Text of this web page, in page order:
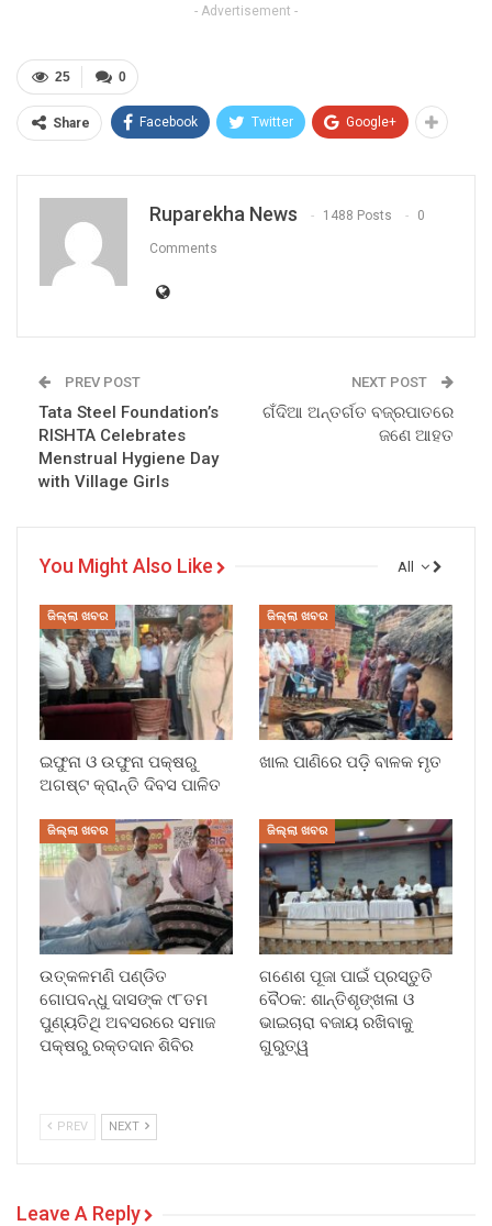
- Advertisement -
0
25
Share Facebook Twitter Google+
Ruparekha News 1488 Posts 0
Comments
PREV POST
Tata Steel Foundation’s
RISHTA Celebrates
Menstrual Hygiene Day
with Village Girls
NEXT POST
ଗଁଦିଆ ଅନ୍ତର୍ଗତ ବଜ୍ରପାତରେ
ଜଣେ ଆହତ
All
You Might Also Like
ଜିଲ୍ଲା ଖବର
ଇଫୁନା ଓ ଉଫୁନା ପକ୍ଷରୁ
ଅଗଷ୍ଟ କ୍ରାନ୍ତି ଦିବସ ପାଳିତ
ଜିଲ୍ଲା ଖବର
ଖାଲ ପାଣିରେ ପଡ଼ି ବାଳକ ମୃତ
ଜିଲ୍ଲା ଖବର
ଉତ୍କଳମଣି ପଣ୍ଡିତ
ଗୋପବନ୍ଧୁ ଦାସଙ୍କ ୯୮ତମ
ପୁଣ୍ୟତିଥି ଅବସରରେ ସମାଜ
ପକ୍ଷରୁ ରକ୍ତଦାନ ଶିବିର
ଜିଲ୍ଲା ଖବର
ଗଣେଶ ପୂଜା ପାଇଁ ପ୍ରସ୍ତୁତି
ବୈଠକ: ଶାନ୍ତିଶୃଙ୍ଖଳା ଓ
ଭାଇଚାରା ବଜାୟ ରଖିବାକୁ
ଗୁରୁତ୍ୱ
PREV NEXT
Leave A Reply